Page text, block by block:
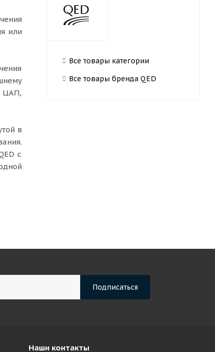
или
ЦАП,
в
с
Все товары категории
Все товары бренда QED
Наши контакты